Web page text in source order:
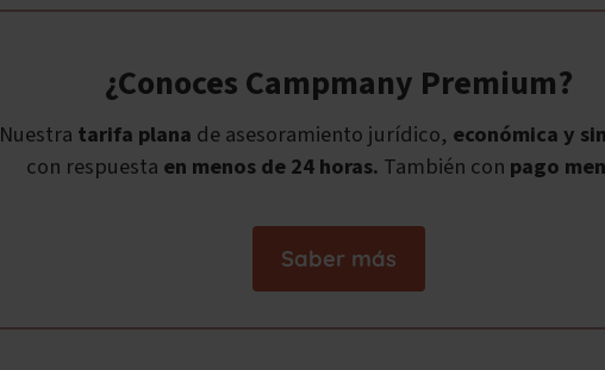
¿Conoces Campmany Premium?
Nuestra tarifa plana de asesoramiento jurídico, económica y
con respuesta en menos de 24 horas. También con pago
Saber más